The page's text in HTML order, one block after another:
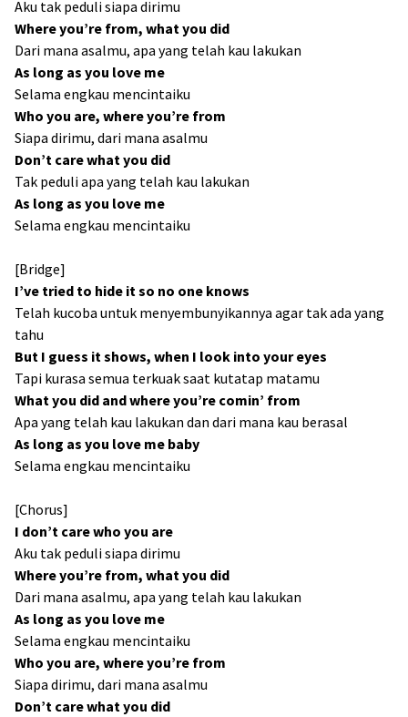
Aku tak peduli siapa dirimu
Where you’re from, what you did
Dari mana asalmu, apa yang telah kau lakukan
As long as you love me
Selama engkau mencintaiku
Who you are, where you’re from
Siapa dirimu, dari mana asalmu
Don’t care what you did
Tak peduli apa yang telah kau lakukan
As long as you love me
Selama engkau mencintaiku
[Bridge]
I’ve tried to hide it so no one knows
Telah kucoba untuk menyembunyikannya agar tak ada yang
tahu
But I guess it shows, when I look into your eyes
Tapi kurasa semua terkuak saat kutatap matamu
What you did and where you’re comin’ from
Apa yang telah kau lakukan dan dari mana kau berasal
As long as you love me baby
Selama engkau mencintaiku
[Chorus]
I don’t care who you are
Aku tak peduli siapa dirimu
Where you’re from, what you did
Dari mana asalmu, apa yang telah kau lakukan
As long as you love me
Selama engkau mencintaiku
Who you are, where you’re from
Siapa dirimu, dari mana asalmu
Don’t care what you did